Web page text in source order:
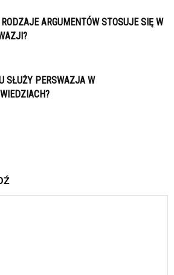
ARGUMENTÓW STOSUJE SIĘ W
SŁUŻY PERSWAZJA W